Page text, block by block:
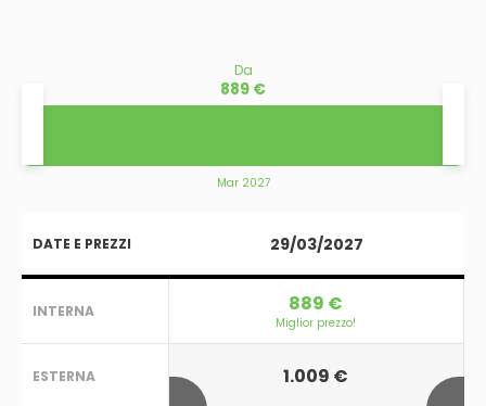
Da
889 €
Mar 2027
DATE E PREZZI
INTERNA
ESTERNA
29/03/2027
889 €
Miglior prezzo!
1.009 €